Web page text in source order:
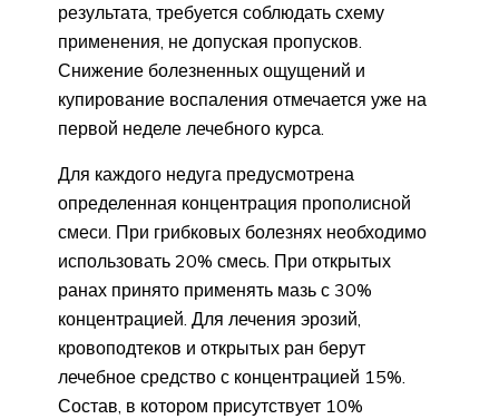
результата, требуется соблюдать схему
применения, не допуская пропусков.
Снижение болезненных ощущений и
купирование воспаления отмечается уже на
первой неделе лечебного курса.
Для каждого недуга предусмотрена
определенная концентрация прополисной
смеси. При грибковых болезнях необходимо
использовать 20% смесь. При открытых
ранах принято применять мазь с 30%
концентрацией. Для лечения эрозий,
кровоподтеков и открытых ран берут
лечебное средство с концентрацией 15%.
Состав, в котором присутствует 10%